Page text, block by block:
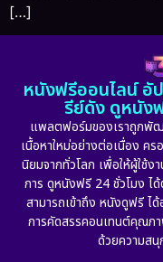
[…]
หนังฟรีออนไลน์ อั
รีย์ดัง ดูหนัง
แพลตฟอร์มของเราถูกพั
เนื้อหาใหม่อย่างต่อเนื่อง ค
นิยมจากทั่วโลก เพื่อให้ผู้ใช้
การ ดูหนังฟรี 24 ชั่วโมง ได้
สามารถเข้าถึง หนังดูฟรี ไ
การคัดสรรคอนเทนต์คุณภ
ด้วยความสนุ